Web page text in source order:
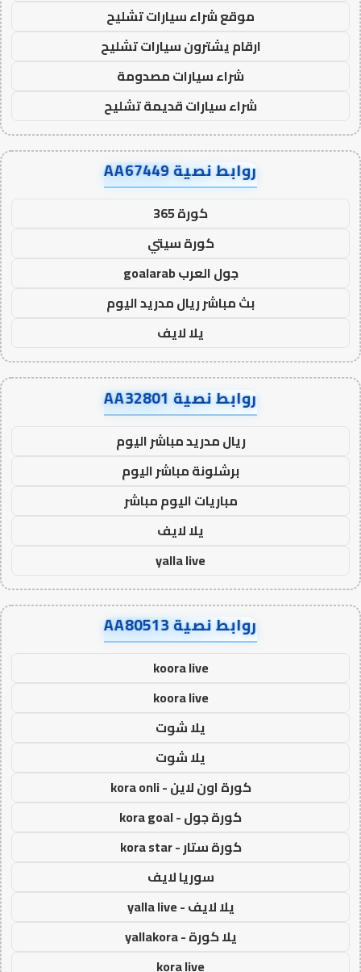
موقع شراء سيارات تشليح
ارقام يشترون سيارات تشليح
شراء سيارات مصدومة
شراء سيارات قديمة تشليح
روابط نصية AA67449
كورة 365
كورة سيتي
جول العرب goalarab
بث مباشر ريال مدريد اليوم
يلا لايف
روابط نصية AA32801
ريال مدريد مباشر اليوم
برشلونة مباشر اليوم
مباريات اليوم مباشر
يلا لايف
yalla live
روابط نصية AA80513
koora live
koora live
يلا شوت
يلا شوت
كورة اون لاين - kora onli
كورة جول - kora goal
كورة ستار - kora star
سوريا لايف
يلا لايف - yalla live
يلا كورة - yallakora
kora live